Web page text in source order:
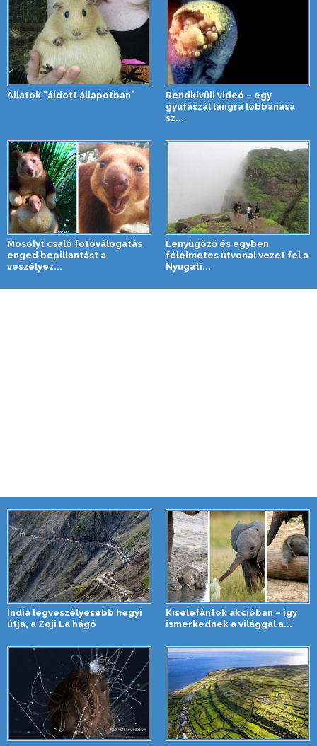
Állatok “áldott állapotban”
Rendkívüli videó – egy
gyufaszál lángra lobbanása
sz...
Mosolyt csaló fotóválogatás
enged bepillantást a
veszélyez...
Lenyűgöző és egyben
félelmetes útvonal vezet fel a
Nyugati...
India legveszélyesebb hegyi
útja, a Zoji La hágó
Kiselefántok akcióban – így
ismerkednek a világgal a...